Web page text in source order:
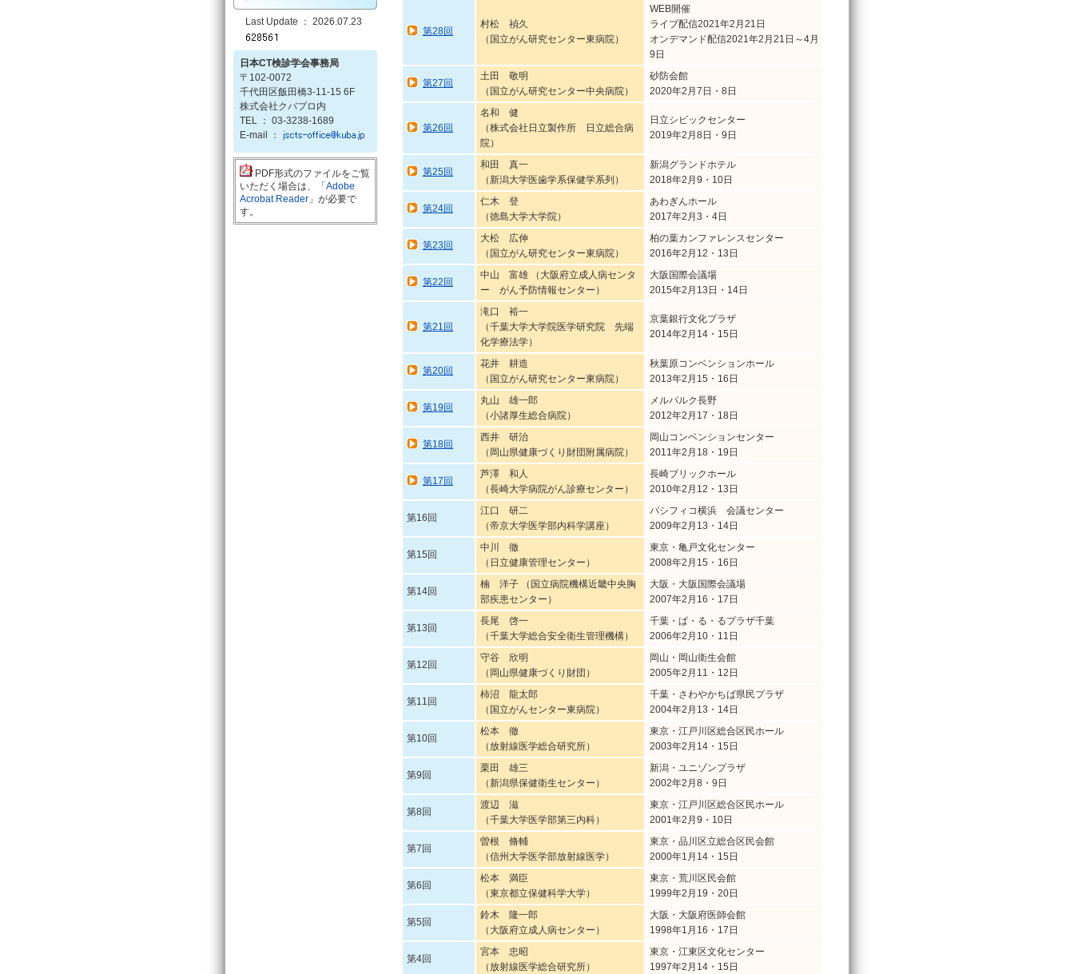
Last Update ： 2026.07.23
日本CT検診学会事務局
〒102-0072
千代田区飯田橋3-11-15 6F
株式会社クバプロ内
TEL ： 03-3238-1689
E-mail ：
PDF形式のファイルをご覧
いただく場合は、「 Adobe
Acrobat Reader 」が必要で
す。
第28回
村松 禎久
（国立がん研究センター東病院）
WEB開催
ライブ配信2021年2月21日
オンデマンド配信2021年2月21日～4月
9日
第27回
土田 敬明
（国立がん研究センター中央病院）
砂防会館
2020年2月7日・8日
第26回
名和 健
（株式会社日立製作所 日立総合病
院）
日立シビックセンター
2019年2月8日・9日
第25回
和田 真一
（新潟大学医歯学系保健学系列）
新潟グランドホテル
2018年2月9・10日
第24回
仁木 登
（徳島大学大学院）
あわぎんホール
2017年2月3・4日
第23回
大松 広伸
（国立がん研究センター東病院）
柏の葉カンファレンスセンター
2016年2月12・13日
第22回
中山 富雄 （大阪府立成人病センタ
ー がん予防情報センター）
大阪国際会議場
2015年2月13日・14日
第21回
滝口 裕一
（千葉大学大学院医学研究院 先端
化学療法学）
京葉銀行文化プラザ
2014年2月14・15日
第20回
花井 耕造
（国立がん研究センター東病院）
秋葉原コンベンションホール
2013年2月15・16日
第19回
丸山 雄一郎
（小諸厚生総合病院）
メルパルク長野
2012年2月17・18日
第18回
西井 研治
（岡山県健康づくり財団附属病院）
岡山コンベンションセンター
2011年2月18・19日
第17回
芦澤 和人
（長崎大学病院がん診療センター）
長崎ブリックホール
2010年2月12・13日
第16回
江口 研二
（帝京大学医学部内科学講座）
パシフィコ横浜 会議センター
2009年2月13・14日
第15回
中川 徹
（日立健康管理センター）
東京・亀戸文化センター
2008年2月15・16日
第14回
楠 洋子 （国立病院機構近畿中央胸
部疾患センター）
大阪・大阪国際会議場
2007年2月16・17日
第13回
長尾 啓一
（千葉大学総合安全衛生管理機構）
千葉・ぱ・る・るプラザ千葉
2006年2月10・11日
第12回
守谷 欣明
（岡山県健康づくり財団）
岡山・岡山衛生会館
2005年2月11・12日
第11回
柿沼 龍太郎
（国立がんセンター東病院）
千葉・さわやかちば県民プラザ
2004年2月13・14日
第10回
松本 徹
（放射線医学総合研究所）
東京・江戸川区総合区民ホール
2003年2月14・15日
第9回
栗田 雄三
（新潟県保健衛生センター）
新潟・ユニゾンプラザ
2002年2月8・9日
第8回
渡辺 滋
（千葉大学医学部第三内科）
東京・江戸川区総合区民ホール
2001年2月9・10日
第7回
曽根 脩輔
（信州大学医学部放射線医学）
東京・品川区立総合区民会館
2000年1月14・15日
第6回
松本 満臣
（東京都立保健科学大学）
東京・荒川区民会館
1999年2月19・20日
第5回
鈴木 隆一郎
（大阪府立成人病センター）
大阪・大阪府医師会館
1998年1月16・17日
第4回
宮本 忠昭
（放射線医学総合研究所）
東京・江東区文化センター
1997年2月14・15日